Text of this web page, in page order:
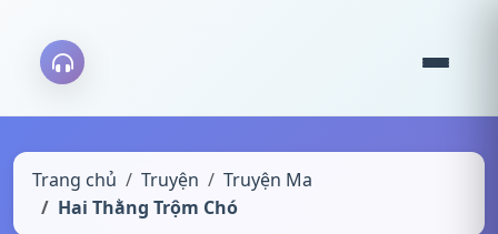
Trang chủ Truyện
Truyện Ma
Hai Thằng Trộm Chó